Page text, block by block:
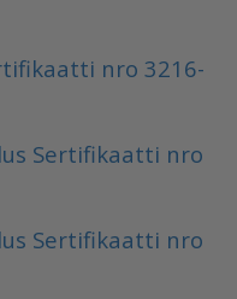
nro 3216-
Sertifikaatti nro
Sertifikaatti nro